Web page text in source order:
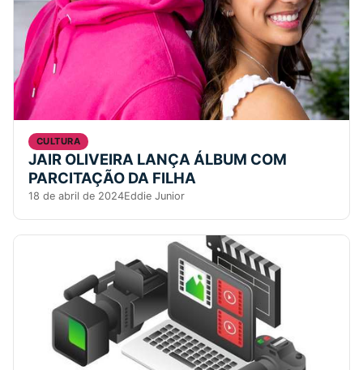
CULTURA
JAIR OLIVEIRA LANÇA ÁLBUM COM
PARCITAÇÃO DA FILHA
18 de abril de 2024Eddie Junior